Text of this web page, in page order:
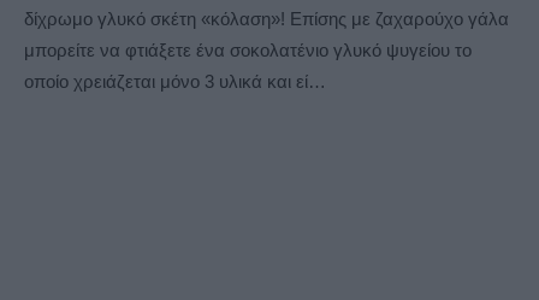
δίχρωμο γλυκό σκέτη «κόλαση»! Επίσης με ζαχαρούχο γάλα
μπορείτε να φτιάξετε ένα σοκολατένιο γλυκό ψυγείου το
οποίο χρειάζεται μόνο 3 υλικά και εί…